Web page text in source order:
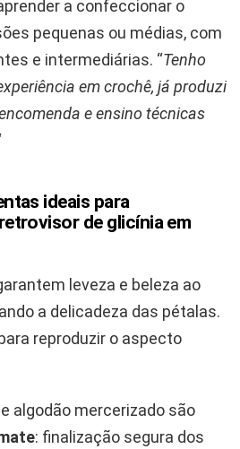
a confeccionar o
pequenas ou médias, com
e intermediárias. “Tenho
em crochê, já produzi
e ensino técnicas
ideais para
de glicínia em
leveza e beleza ao
a delicadeza das pétalas.
reproduzir o aspecto
algodão mercerizado são
: finalização segura dos